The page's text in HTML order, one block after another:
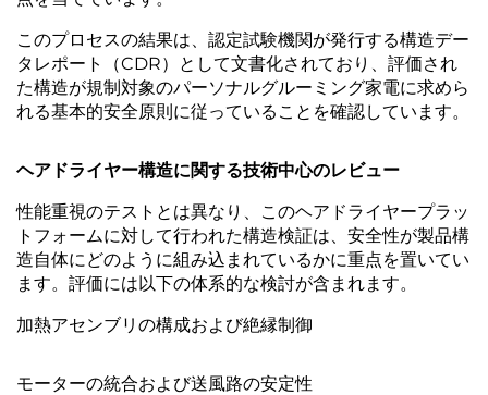
このプロセスの結果は、認定試験機関が発行する構造デー
タレポート（CDR）として文書化されており、評価され
た構造が規制対象のパーソナルグルーミング家電に求めら
れる基本的安全原則に従っていることを確認しています。
ヘアドライヤー構造に関する技術中心のレビュー
性能重視のテストとは異なり、このヘアドライヤープラッ
トフォームに対して行われた構造検証は、安全性が製品構
造自体にどのように組み込まれているかに重点を置いてい
ます。評価には以下の体系的な検討が含まれます。
加熱アセンブリの構成および絶縁制御
モーターの統合および送風路の安定性